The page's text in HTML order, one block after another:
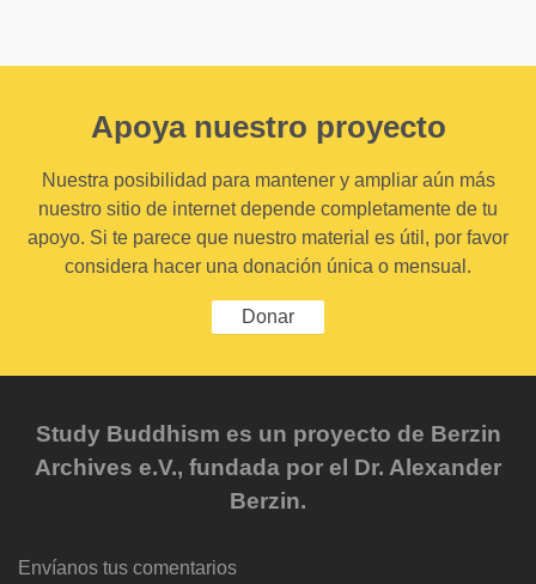
Apoya nuestro proyecto
Nuestra posibilidad para mantener y ampliar aún más
nuestro sitio de internet depende completamente de tu
apoyo. Si te parece que nuestro material es útil, por favor
considera hacer una donación única o mensual.
Donar
Study Buddhism es un proyecto de Berzin
Archives e.V., fundada por el Dr. Alexander
Berzin.
Envíanos tus comentarios